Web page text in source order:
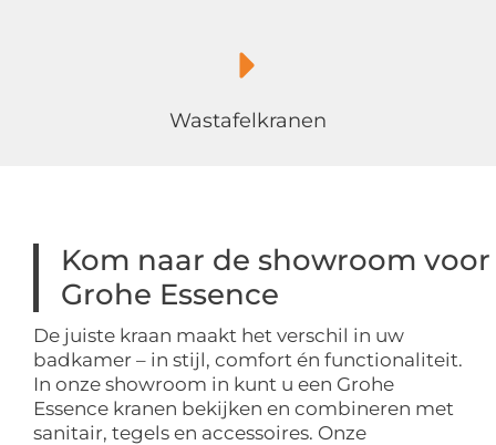
Wastafelkranen
Kom naar de showroom voor
Grohe Essence
De juiste kraan maakt het verschil in uw
badkamer – in stijl, comfort én functionaliteit.
In onze showroom in kunt u een Grohe
Essence kranen bekijken en combineren met
sanitair, tegels en accessoires. Onze